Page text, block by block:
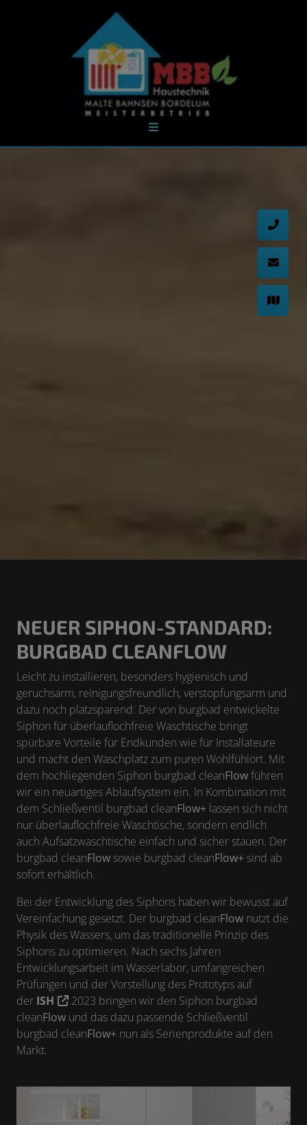
NEUER SIPHON-STANDARD:
BURGBAD CLEANFLOW
Leicht zu installieren, besonders hygienisch und
geruchsarm, reinigungsfreundlich, verstopfungsarm und
dazu noch platzsparend: Der von burgbad entwickelte
Siphon für überlauflochfreie Waschtische bringt
spürbare Vorteile für Endkunden wie für Installateure
und macht den Waschplatz zum puren Wohlfühlort. Mit
dem hochliegenden Siphon burgbad cleanFlowführen
wir ein neuartiges Ablaufsystem ein. In Kombination mit
dem Schließventil burgbad cleanFlow+ lassen sich nicht
nur überlauflochfreie Waschtische, sondern endlich
auch Aufsatzwaschtische einfach und sicher stauen. Der
burgbad cleanFlow sowie burgbad cleanFlow+ sind ab
sofort erhältlich.
Bei der Entwicklung des Siphons haben wir bewusst auf
Vereinfachung gesetzt. Der burgbad cleanFlow nutzt die
Physik des Wassers, um das traditionelle Prinzip des
Siphons zu optimieren. Nach sechs Jahren
Entwicklungsarbeit im Wasserlabor, umfangreichen
Prüfungen und der Vorstellung des Prototyps auf
der ISH
2023 bringen wir den Siphon burgbad
cleanFlow und das dazu passende Schließventil
burgbad cleanFlow+ nun als Serienprodukte auf den
Markt.